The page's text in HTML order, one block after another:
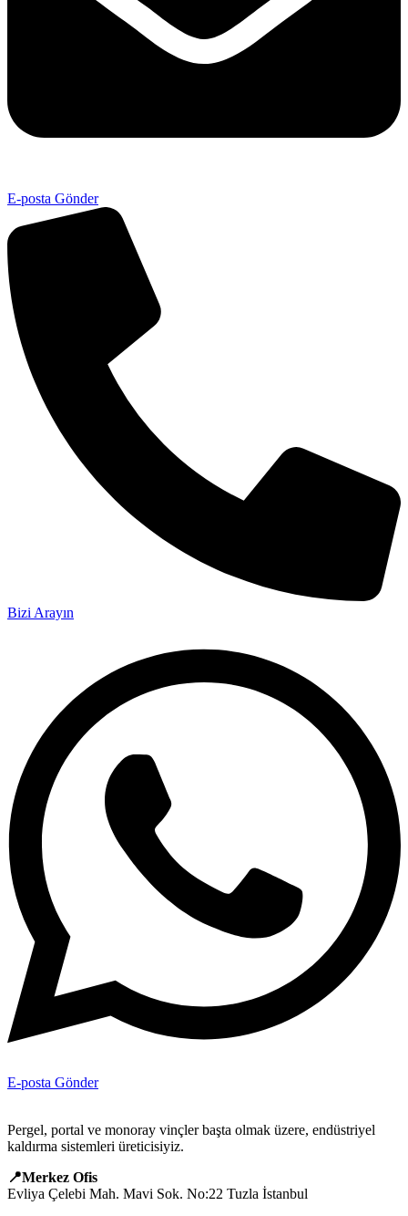
E-posta Gönder
Bizi Arayın
E-posta Gönder
Pergel, portal ve monoray vinçler başta olmak üzere, endüstriyel
kaldırma sistemleri üreticisiyiz.
📍Merkez Ofis
Evliya Çelebi Mah. Mavi Sok. No:22 Tuzla İstanbul